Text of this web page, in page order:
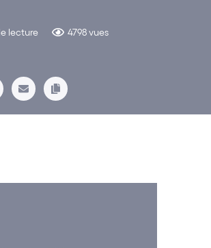
lecture 4798 vues